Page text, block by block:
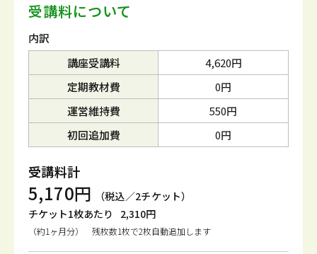
受講料について
内訳
講座受講料
4,620円
定期教材費
0円
運営維持費
550円
初回追加費
0円
受講料計
5,170円
（税込／2チケット）
チケット1枚あたり
2,310円
（約1ヶ月分） 残枚数1枚で2枚自動追加します